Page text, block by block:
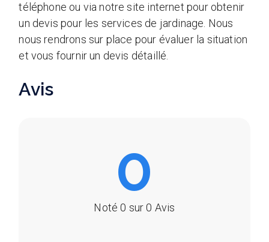
téléphone ou via notre site internet pour obtenir
un devis pour les services de jardinage. Nous
nous rendrons sur place pour évaluer la situation
et vous fournir un devis détaillé.
Avis
0
Noté 0 sur 0 Avis